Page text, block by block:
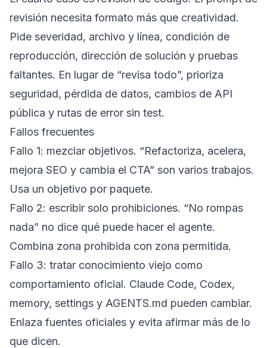
revisión necesita formato más que creatividad.
Pide severidad, archivo y línea, condición de
reproducción, dirección de solución y pruebas
faltantes. En lugar de “revisa todo”, prioriza
seguridad, pérdida de datos, cambios de API
pública y rutas de error sin test.
Fallos frecuentes
Fallo 1: mezclar objetivos. “Refactoriza, acelera,
mejora SEO y cambia el CTA” son varios trabajos.
Usa un objetivo por paquete.
Fallo 2: escribir solo prohibiciones. “No rompas
nada” no dice qué puede hacer el agente.
Combina zona prohibida con zona permitida.
Fallo 3: tratar conocimiento viejo como
comportamiento oficial. Claude Code, Codex,
memory, settings y AGENTS.md pueden cambiar.
Enlaza fuentes oficiales y evita afirmar más de lo
que dicen.